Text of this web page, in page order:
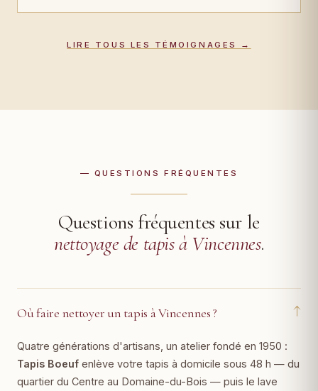
LIRE TOUS LES TÉMOIGNAGES →
— QUESTIONS FRÉQUENTES
Questions fréquentes sur le
nettoyage de tapis à Vincennes.
Où faire nettoyer un tapis à Vincennes ? ↓
Quatre générations d'artisans, un atelier fondé en 1950 :
Tapis Boeuf enlève votre tapis à domicile sous 48 h — du
quartier du Centre au Domaine-du-Bois — puis le lave